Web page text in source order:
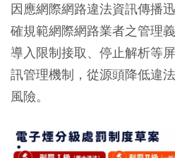
因應網際網路違法資訊傳播
確規範網際網路業者之管理
導入限制接取、停止解析等
訊管理機制，從源頭降低違
風險。